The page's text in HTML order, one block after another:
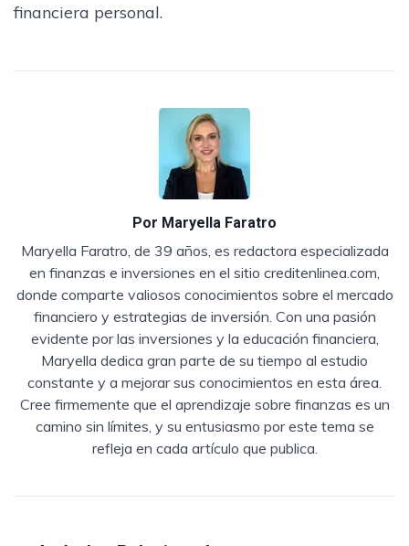
financiera personal.
Por Maryella Faratro
Maryella Faratro, de 39 años, es redactora especializada
en finanzas e inversiones en el sitio creditenlinea.com,
donde comparte valiosos conocimientos sobre el mercado
financiero y estrategias de inversión. Con una pasión
evidente por las inversiones y la educación financiera,
Maryella dedica gran parte de su tiempo al estudio
constante y a mejorar sus conocimientos en esta área.
Cree firmemente que el aprendizaje sobre finanzas es un
camino sin límites, y su entusiasmo por este tema se
refleja en cada artículo que publica.